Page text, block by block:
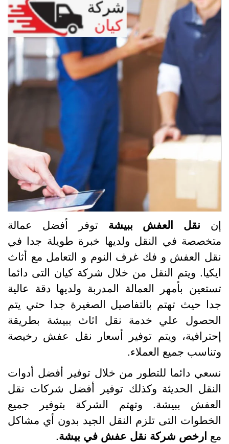
نقل العفش ببيشةتوفر أفضل عمالة
في النقل ولديها خبرة طويلة جدا في
العفش و فك غرف النوم و التعامل مع أثاث
ويتم النقل من خلال شركة كيان التى دائما
بأمهر العمالة المدربة ولديها دقة عالية
حيث تهتم بالتفاصيل الصغيرة جدا حتي يتم
علي خدمة نقل اثاث ببيشة بطريقة
ويتم توفير أسعار نقل عفش رخيصة
جميع العملاء.
دائما للتطور من خلال توفير أفضل أدوات
الحديثة وكذلك توفير أفضل شركات نقل
ببيشة. وتهتم الشركة بتوفير جميع
التى تلزم النقل الجيد بدون أي مشاكل
ارخص شركة نقل عفش في بيشة.